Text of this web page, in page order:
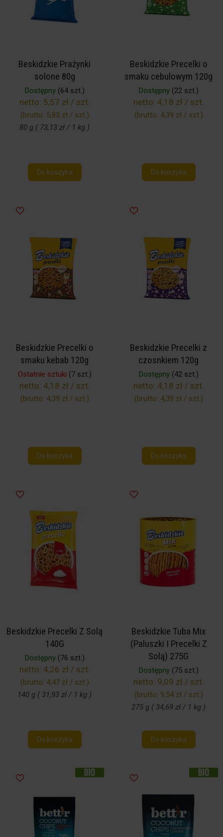
Beskidzkie Prażynki
solone 80g
Dostępny(64 szt.)
netto: 5,57 zł / szt.
(brutto: 5,85 zł / szt.)
80 g ( 73,13 zł / 1 kg )
Do koszyka
Beskidzkie Precelki o
smaku cebulowym 120g
Dostępny(22 szt.)
netto: 4,18 zł / szt.
(brutto: 4,39 zł / szt.)
Do koszyka
Beskidzkie Precelki o
smaku kebab 120g
Ostatnie sztuki (7 szt.)
netto: 4,18 zł / szt.
(brutto: 4,39 zł / szt.)
Do koszyka
Beskidzkie Precelki z
czosnkiem 120g
Dostępny(42 szt.)
netto: 4,18 zł / szt.
(brutto: 4,39 zł / szt.)
Do koszyka
Beskidzkie Precelki Z Solą
140G
Dostępny(76 szt.)
netto: 4,26 zł / szt.
(brutto: 4,47 zł / szt.)
140 g ( 31,93 zł / 1 kg )
Do koszyka
Beskidzkie Tuba Mix
(Paluszki I Precelki Z
Solą) 275G
Dostępny(75 szt.)
netto: 9,09 zł / szt.
(brutto: 9,54 zł / szt.)
275 g ( 34,69 zł / 1 kg )
Do koszyka